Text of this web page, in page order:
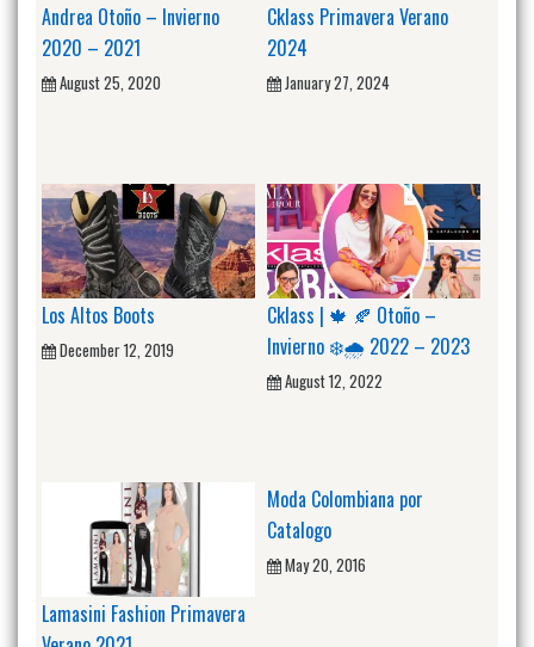
Andrea Otoño – Invierno
2020 – 2021
August 25, 2020
Cklass Primavera Verano
2024
January 27, 2024
Los Altos Boots
December 12, 2019
Cklass | 🍁 🍂 Otoño –
Invierno ❄️🌧️ 2022 – 2023
August 12, 2022
Lamasini Fashion Primavera
Moda Colombiana por
Catalogo
May 20, 2016